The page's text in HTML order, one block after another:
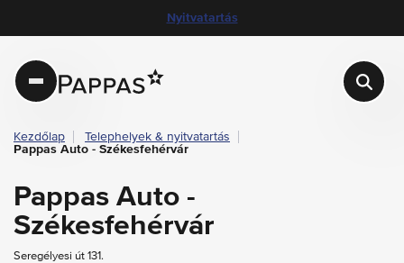
Nyitvatartás
layout.logo
Kezdőlap
Telephelyek & nyitvatartás
Pappas Auto - Székesfehérvár
Pappas Auto -
Székesfehérvár
Seregélyesi út 131.